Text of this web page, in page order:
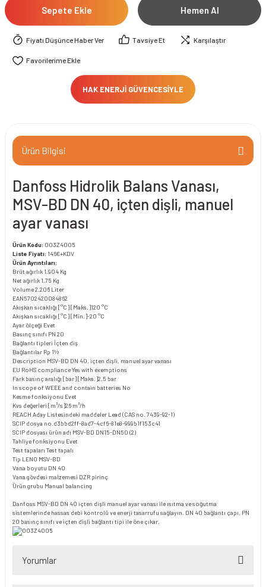
Sepete Ekle Hemen Al
Fiyatı Düşünce Haber Ver Tavsiye Et Karşılaştır
HAK ENERJİ GÜVENCESİYLE
Ürün Bilgisi
Danfoss Hidrolik Balans Vanası,
MSV-BD DN 40, içten dişli, manuel
ayar vanası
Ürün Kodu: 003Z4005
Liste Fiyatı: 146€+KDV
Ürün Ayrıntıları:
Brüt ağırlık 1.904 Kg
Net ağırlık 1.75 Kg
Volume2.206 Liter
EAN5702420084862
Akışkan sıcaklığı [°C] [Maks.]120 °C
Akışkan sıcaklığı [°C] [Min.]-20 °C
Ayar ölçeği Evet
Basınç sınıfı PN 20
Bağlantı tipleri İçten diş
Bağlantılar Rp 1½
Description MSV-BD DN 40, içten dişli, manuel ayar vanası
EU RoHS complianceYes with exemptions
Fark basınç aralığı [bar] [Maks.]2.5 bar
In scope of WEEE and contain batteries No
Kesme fonksiyonu Evet
Kvs değerleri [m³/s]26 m³/h
REACH Aday Listesindeki maddeler Lead (CAS no. 7439-92-1)
SCIP dosya no. d3bbd2ff-8ad7-4cf6-81e8-999b1f153c41
SCIP dosyası ürün adı MSV-BD DN15-DN50 (2)
Tahliye fonksiyonu Evet
Test tapaları Test tapalı
Tip LENO MSV-BD
Vana boyutu DN 40
Vana gövdesi malzemesi DZR pirinç
Ürün grubu Manual balancing
Danfoss MSV-BD DN 40 içten dişli manuel ayar vanası ile ısıtma ve soğutma
sistemlerinde hassas debi kontrolü ve enerji tasarrufu sağlayın. DN 40 bağlantı çapı, PN
20 basınç sınıfı ve içten dişli bağlantı tipi ile öne çıkar.
Yorumlar